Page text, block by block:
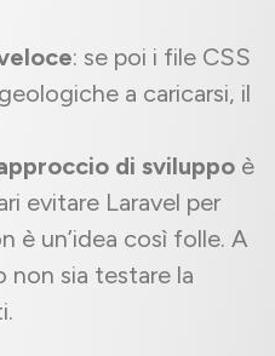
: se poi i file CSS
a caricarsi, il
di sviluppo è
evitare Laravel per
è un’idea così folle. A
non sia testare la